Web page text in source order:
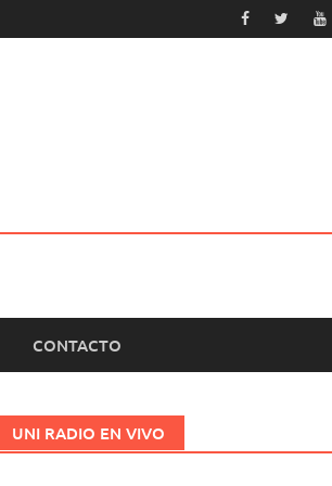
CONTACTO
UNI RADIO EN VIVO